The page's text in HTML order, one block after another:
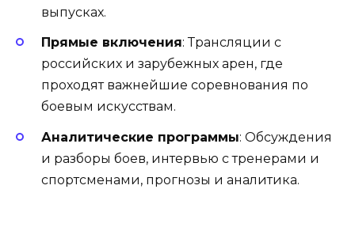
выпусках.
Прямые включения: Трансляции с
российских и зарубежных арен, где
проходят важнейшие соревнования по
боевым искусствам.
Аналитические программы: Обсуждения
и разборы боев, интервью с тренерами и
спортсменами, прогнозы и аналитика.